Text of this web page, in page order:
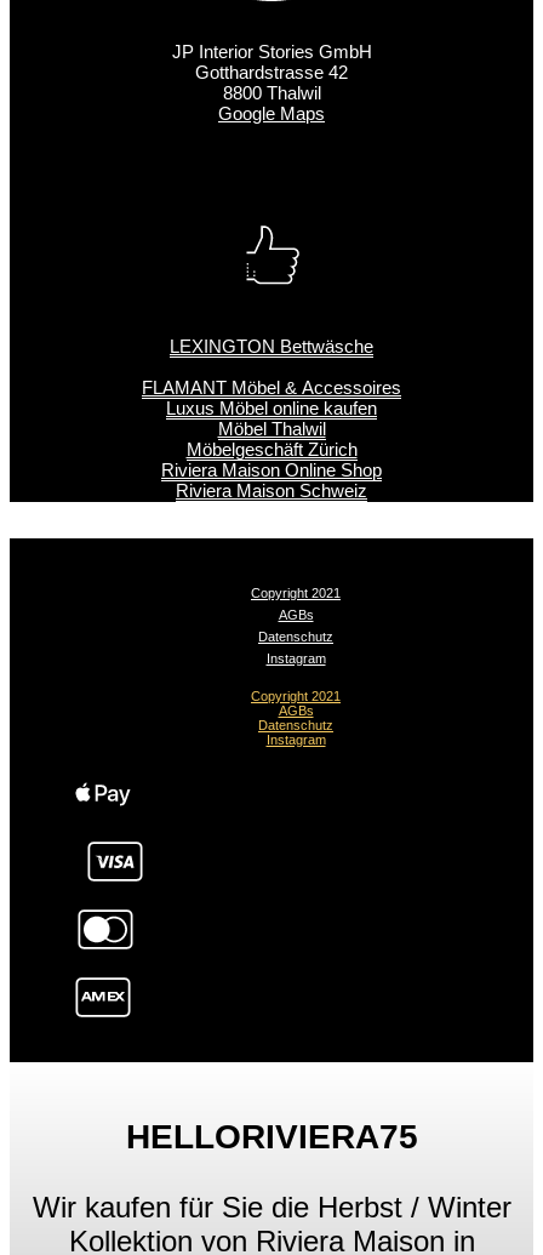
JP Interior Stories GmbH
Gotthardstrasse 42
8800 Thalwil
Google Maps
LEXINGTON Bettwäsche
FLAMANT Möbel & Accessoires
Luxus Möbel online kaufen
Möbel Thalwil
Möbelgeschäft Zürich
Riviera Maison Online Shop
Riviera Maison Schweiz
Copyright 2021
AGBs
Datenschutz
Instagram
Copyright 2021
AGBs
Datenschutz
Instagram
HELLORIVIERA75
Wir kaufen für Sie die Herbst / Winter
Kollektion von Riviera Maison in